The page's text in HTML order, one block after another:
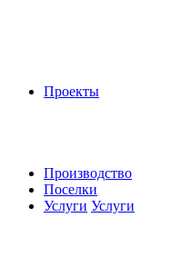
Проекты
Производство
Поселки
Услуги Услуги